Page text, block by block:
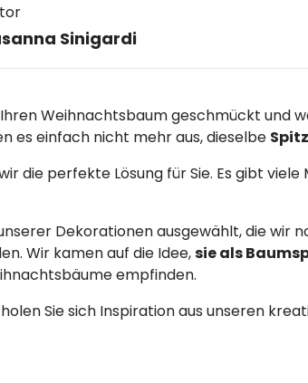
Sinigardi
Weihnachtsbaum geschmückt und
es einfach nicht mehr aus, dieselbe
die perfekte Lösung für Sie. Es gibt
Dekorationen ausgewählt, die wir
Wir kamen auf die Idee,sie als
empfinden.
Sie sich Inspiration aus unseren